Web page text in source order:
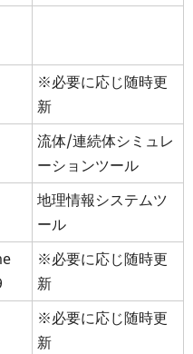
※必要に応じ随時更
新
流体/連続体シミュレ
ーションツール
地理情報システムツ
ール
※必要に応じ随時更
新
※必要に応じ随時更
新